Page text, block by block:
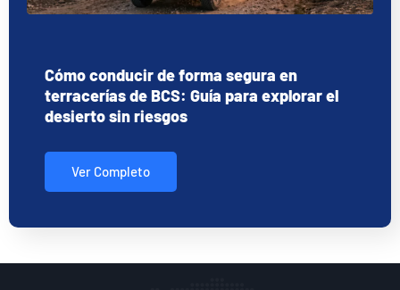
Cómo conducir de forma segura en
terracerías de BCS: Guía para explorar el
desierto sin riesgos
Ver Completo